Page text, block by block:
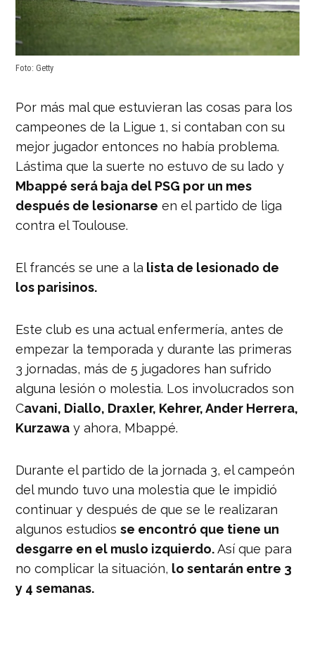
Foto: Getty
Por más mal que estuvieran las cosas para los
campeones de la Ligue 1, si contaban con su
mejor jugador entonces no había problema.
Lástima que la suerte no estuvo de su lado y
Mbappé será baja del PSG por un mes
después de lesionarse en el partido de liga
contra el Toulouse.
El francés se une a la lista de lesionado de
los parisinos.
Este club es una actual enfermería, antes de
empezar la temporada y durante las primeras
3 jornadas, más de 5 jugadores han sufrido
alguna lesión o molestia. Los involucrados son
Cavani, Diallo, Draxler, Kehrer, Ander Herrera,
Kurzawa y ahora, Mbappé.
Durante el partido de la jornada 3, el campeón
del mundo tuvo una molestia que le impidió
continuar y después de que se le realizaran
algunos estudiosse encontró que tiene un
desgarre en el muslo izquierdo.Así que para
no complicar la situación, lo sentarán entre 3
y 4 semanas.